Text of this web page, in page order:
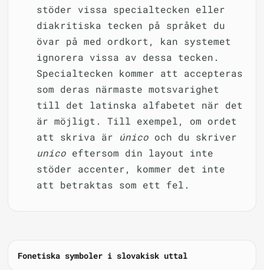
stöder vissa specialtecken eller
diakritiska tecken på språket du
övar på med ordkort, kan systemet
ignorera vissa av dessa tecken.
Specialtecken kommer att accepteras
som deras närmaste motsvarighet
till det latinska alfabetet när det
är möjligt. Till exempel, om ordet
att skriva är único och du skriver
unico eftersom din layout inte
stöder accenter, kommer det inte
att betraktas som ett fel.
Fonetiska symboler i slovakisk uttal